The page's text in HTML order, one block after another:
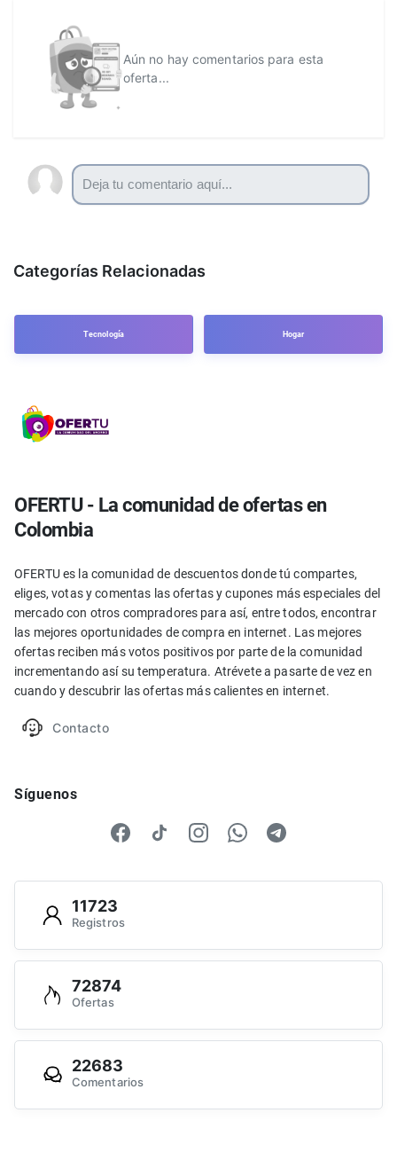
Aún no hay comentarios para esta
oferta...
Categorías Relacionadas
Tecnología Hogar
OFERTU - La comunidad de ofertas en
Colombia
OFERTU es la comunidad de descuentos donde tú compartes,
eliges, votas y comentas las ofertas y cupones más especiales del
mercado con otros compradores para así, entre todos, encontrar
las mejores oportunidades de compra en internet. Las mejores
ofertas reciben más votos positivos por parte de la comunidad
incrementando así su temperatura. Atrévete a pasarte de vez en
cuando y descubrir las ofertas más calientes en internet.
Contacto
Síguenos
11723
Registros
72874
Ofertas
22683
Comentarios